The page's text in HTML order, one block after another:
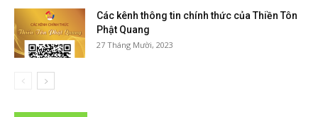
Các kênh thông tin chính thức của Thiền Tôn
Phật Quang
27 Tháng Mười, 2023